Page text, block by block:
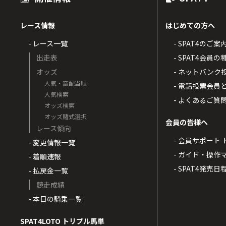
レース情報
- レース一覧
出走表
オッズ
人気・高配当順
人気検索
オッズ検索
オッズ賭式選択
レース傾向
- 変更情報一覧
- 着順速報
- 払戻金一覧
競走成績
- 本日の騎乗一覧
SPAT4LOTO トリプル馬単
はじめての方へ
- SPAT4のご案
- SPAT4会員の
- ネットバンク
- 電話投票会員
- よくあるご質
会員の皆様へ
- 会員サポート
- ガイド・操作
- SPAT4発売日